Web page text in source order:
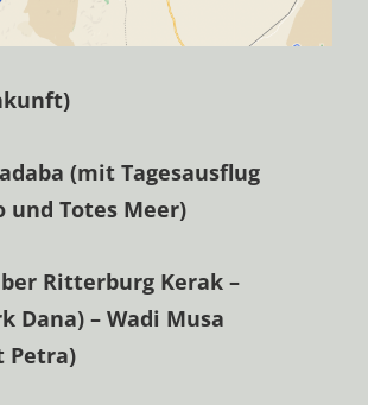
(mit Tagesausflug
und Totes Meer)
Ritterburg Kerak –
Dana) – Wadi Musa
Petra)